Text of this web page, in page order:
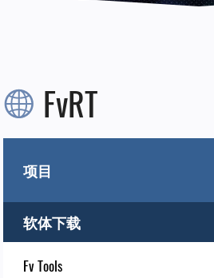
FvRT
项目
软体下载
Fv Tools